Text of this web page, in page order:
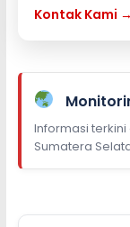
Kontak Kami →
Informasi
Sumatera